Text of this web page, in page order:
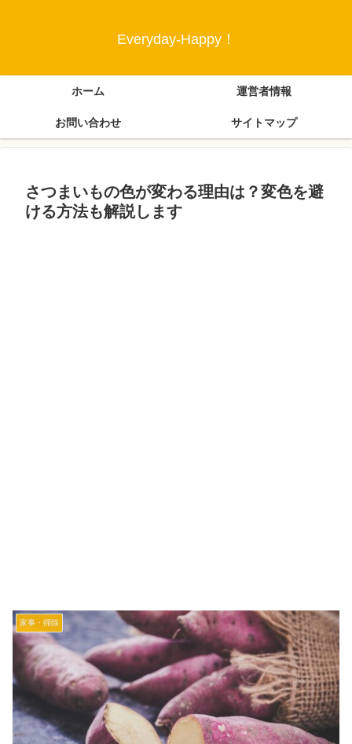
Everyday-Happy！
ホーム 運営者情報
お問い合わせ サイトマップ
さつまいもの色が変わる理由は？変色を避
ける方法も解説します
家事・掃除